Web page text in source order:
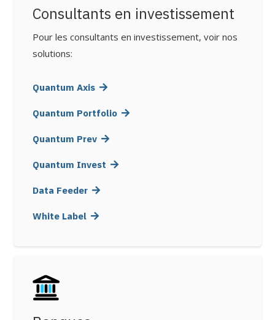
Consultants en investissement
Pour les consultants en investissement, voir nos
solutions:
Quantum Axis
Quantum Portfolio
Quantum Prev
Quantum Invest
Data Feeder
White Label